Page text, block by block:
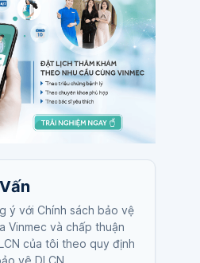
ý với Chính sách bảo vệ
Vinmec và chấp thuận
của tôi theo quy định
vệ DLCN.